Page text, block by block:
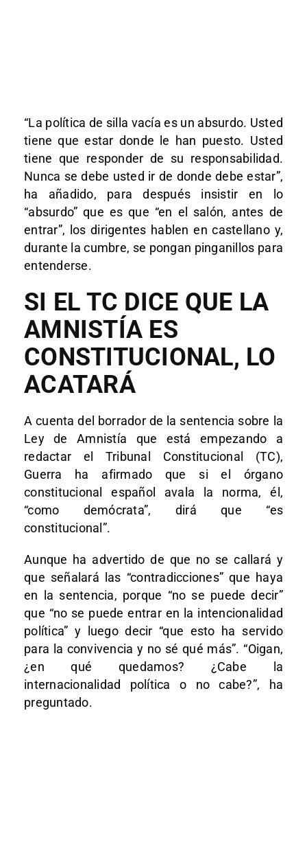
“La política de silla vacía es un absurdo. Usted
tiene que estar donde le han puesto. Usted
tiene que responder de su responsabilidad.
Nunca se debe usted ir de donde debe estar”,
ha añadido, para después insistir en lo
“absurdo” que es que “en el salón, antes de
entrar”, los dirigentes hablen en castellano y,
durante la cumbre, se pongan pinganillos para
entenderse.
SI EL TC DICE QUE LA
AMNISTÍA ES
CONSTITUCIONAL, LO
ACATARÁ
A cuenta del borrador de la sentencia sobre la
Ley de Amnistía que está empezando a
redactar el Tribunal Constitucional (TC),
Guerra ha afirmado que si el órgano
constitucional español avala la norma, él,
“como demócrata”, dirá que “es
constitucional”.
Aunque ha advertido de que no se callará y
que señalará las “contradicciones” que haya
en la sentencia, porque “no se puede decir”
que “no se puede entrar en la intencionalidad
política” y luego decir “que esto ha servido
para la convivencia y no sé qué más”. “Oigan,
¿en qué quedamos? ¿Cabe la
internacionalidad política o no cabe?”, ha
preguntado.